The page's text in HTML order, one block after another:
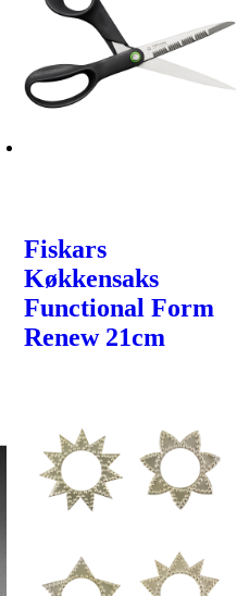
Fiskars
Køkkensaks
Functional Form
Renew 21cm